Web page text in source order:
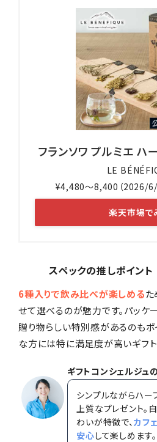
フランソワ プルミエ ハ
LE
¥4,480〜8,400（2026/6/
楽天市場で
スペックの推しポイント
6種入りで飲み比べが楽しめるた
せて選べるのが魅力です。パッケ
贈り物らしい特別感があるのもポ
な方には特に満足度が高いギフト
ギフトコンシェルジュ
シンプルながらハー
上質なプレゼント。
わいが特徴で、 カフ
安心して楽しめます。